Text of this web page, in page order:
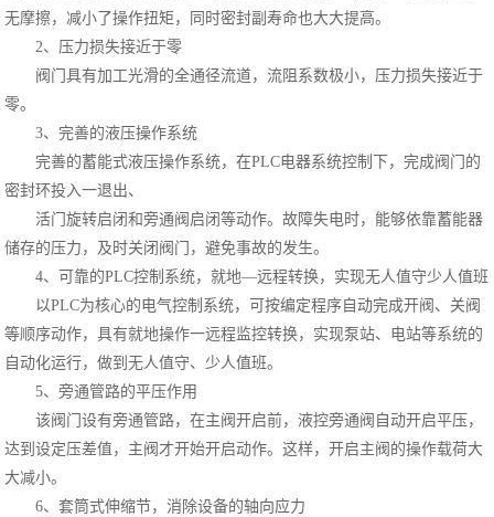
无摩擦，减小了操作扭矩，同时密封副寿命也大大提高。
2、压力损失接近于零
阀门具有加工光滑的全通径流道，流阻系数极小，压力损失接近于
零。
3、完善的液压操作系统
完善的蓄能式液压操作系统，在PLC电器系统控制下，完成阀门的
密封环投入一退出、
活门旋转启闭和旁通阀启闭等动作。故障失电时，能够依靠蓄能器
储存的压力，及时关闭阀门，避免事故的发生。
4、可靠的PLC控制系统，就地—远程转换，实现无人值守少人值班
以PLC为核心的电气控制系统，可按编定程序自动完成开阀、关阀
等顺序动作，具有就地操作一远程监控转换，实现泵站、电站等系统的
自动化运行，做到无人值守、少人值班。
5、旁通管路的平压作用
该阀门设有旁通管路，在主阀开启前，液控旁通阀自动开启平压，
达到设定压差值，主阀才开始开启动作。这样，开启主阀的操作载荷大
大减小。
6、套筒式伸缩节，消除设备的轴向应力